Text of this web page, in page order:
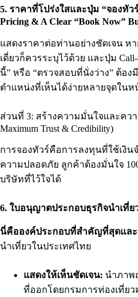
5. ราคาที่โปร่งใสและปุ่ม “จองทัว
Pricing & A Clear “Book Now”
แสดงราคาต่อท่านอย่างชัดเจน ห
เดี่ยวก็ควรระบุไว้ด้วย และปุ่ม
นี้” หรือ “ตรวจสอบที่นั่งว่าง” ต้อ
ตำแหน่งที่เห็นได้ง่ายหลายจุดในห
ส่วนที่ 3: สร้างความมั่นใจและคว
Maximum Trust & Credibility)
การจองทัวร์คือการลงทุนที่ใช้เงิ
ความปลอดภัย ลูกค้าต้องมั่นใจ
บริษัทที่ไว้ใจได้
6. ใบอนุญาตประกอบธุรกิจนำเที่ยว
นี่คือองค์ประกอบที่สำคัญที่สุดและ
นำเที่ยวในประเทศไทย
แสดงให้เห็นชัดเจน: นำภาพ
ที่ออกโดยกรมการท่องเที่ย